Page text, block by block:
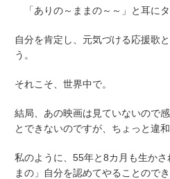
「ありの～ままの～～」と耳にタ
自分を肯定し、元気づける応援歌
う。
それこそ、世界中で。
結局、あの映画は見ていないので
とできないのですが、ちょっと違
私のように、55年と8カ月も生か
まの」自分を認めてやることので